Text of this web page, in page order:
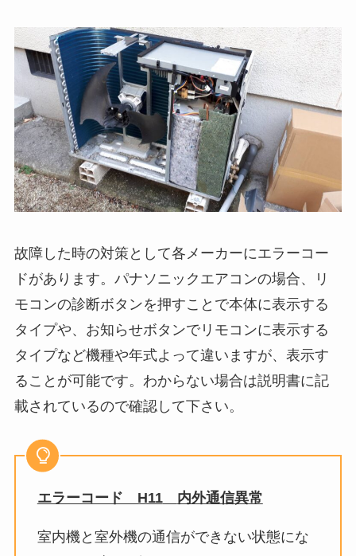
故障した時の対策として各メーカーにエラーコー
ドがあります。パナソニックエアコンの場合、リ
モコンの診断ボタンを押すことで本体に表示する
タイプや、お知らせボタンでリモコンに表示する
タイプなど機種や年式よって違いますが、表示す
ることが可能です。わからない場合は説明書に記
載されているので確認して下さい。
エラーコード H11 内外通信異常
室内機と室外機の通信ができない状態にな